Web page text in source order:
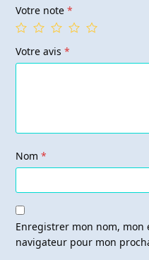
Votre note*
Votre avis*
Nom*
Enregistrer mon nom,
navigateur pour mon